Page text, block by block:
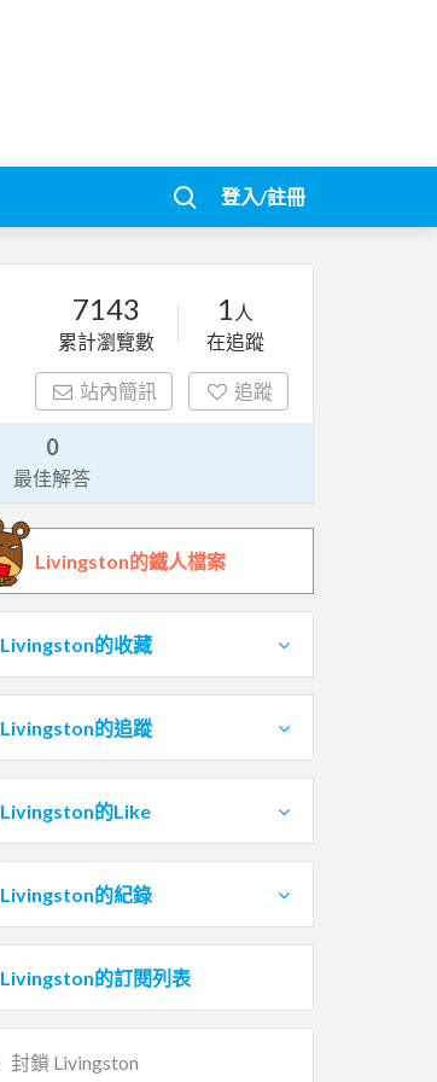
登入/註冊
7143
累計瀏覽數
1 人
在追蹤
站內簡訊 追蹤
0
最佳解答
Livingston的鐵人檔案
Livingston的收藏
Livingston的追蹤
Livingston的Like
Livingston的紀錄
Livingston的訂閱列表
封鎖 Livingston